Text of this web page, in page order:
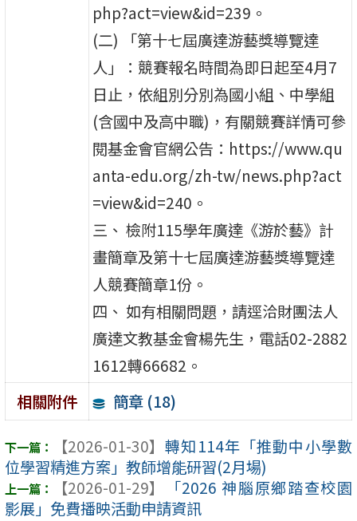
php?act=view&id=239。
(二) 「第十七屆廣達游藝獎導覽達
人」：競賽報名時間為即日起至4月7
日止，依組別分別為國小組、中學組
(含國中及高中職)，有關競賽詳情可參
閱基金會官網公告：https://www.qu
anta-edu.org/zh-tw/news.php?act
=view&id=240。
三、 檢附115學年廣達《游於藝》計
畫簡章及第十七屆廣達游藝獎導覽達
人競賽簡章1份。
四、 如有相關問題，請逕洽財團法人
廣達文教基金會楊先生，電話02-2882
1612轉66682。
相關附件
簡章 (18)
【2026-01-30】 轉知114年「推動中小學數
位學習精進方案」教師增能研習(2月場)
【2026-01-29】
「2026 神腦原鄉踏查校園
影展」免費播映活動申請資訊